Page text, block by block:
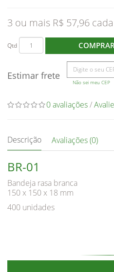
3 ou mais R$ 57,96
Qtd
Estimar frete
Não sei meu CEP
0 avaliações/
Descrição Avaliações (0)
BR-01
Bandeja rasa branca
150 x 150 x 18 mm
400 unidades